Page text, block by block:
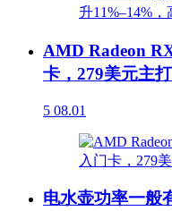
AMD Radeon
卡，279美元主
5 08.01
电水壶功率一般